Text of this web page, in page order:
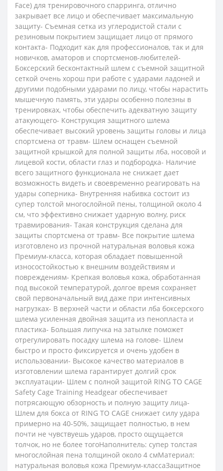
Face) для тренировочного спарринга, отлично
закрывает все лицо и обеспечивает максимальную
защиту- Съемная сетка из углеродистой стали с
резиновым покрытием защищает лицо от прямого
контакта- Подходит как для профессионалов, так и для
новичков, аматоров и спортсменов-любителей-
Боксерский бесконтактный шлем с съемной защитной
сеткой очень хорош при работе с ударами ладоней и
другими подобными ударами по лицу, чтобы нарастить
мышечную память, эти удары особенно полезны в
тренировках, чтобы обеспечить адекватную защиту
атакующего- Конструкция защитного шлема
обеспечивает высокий уровень защиты головы и лица
спортсмена от травм- Шлем оснащен съемной
защитной крышкой для полной защиты лба, носовой и
лицевой кости, области глаз и подбородка- Наличие
всего защитного функционала не снижает дает
возможность видеть и своевременно реагировать на
удары соперника- Внутренняя набивка состоит из
супер толстой многослойной пены, толщиной около 4
см, что эффективно снижает ударную волну, риск
травмирования- Такая конструкция сделана для
защиты спортсмена от травм- Все покрытие шлема
изготовлено из прочной натуральная воловья кожа
Премиум-класса, которая обладает повышенной
износостойкостью к внешним воздействиям и
повреждениям- Крепкая воловья кожа, обработанная
под высокой температурой, долгое время сохраняет
свой первоначальный вид даже при интенсивных
нагрузках- В верхней части и области лба боксерского
шлема усиленная двойная защита из пенопласта и
пластика- Большая липучка на затылке поможет
отрегулировать посадку шлема на голове- Шлем
быстро и просто фиксируется и очень удобен в
использовании- Высокое качество материалов в
изготовлении шлема гарантирует долгий срок
эксплуатации- Шлем с полной защитой RING TO CAGE
Safety Cage Training Headgear обеспечивает
потрясающую обзорность и полную защиту лица-
Шлем для бокса от RING TO CAGE снижает силу удара
примерно на 40-50%, защищает полностью, в нем
почти не чувствуешь ударов, просто ощущается
толчок, но не более тогоНаполнитель: супер толстая
многослойная пена толщиной около 4 смМатериал:
натуральная воловья кожа Премиум-классаЗащитное